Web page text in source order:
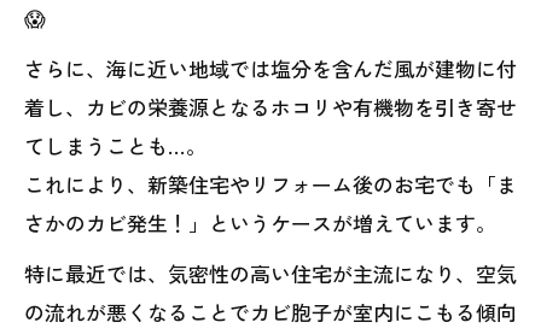
😱
さらに、海に近い地域では塩分を含んだ風が建物に付
着し、カビの栄養源となるホコリや有機物を引き寄せ
てしまうことも…。
これにより、新築住宅やリフォーム後のお宅でも「ま
さかのカビ発生！」というケースが増えています。
特に最近では、気密性の高い住宅が主流になり、空気
の流れが悪くなることでカビ胞子が室内にこもる傾向